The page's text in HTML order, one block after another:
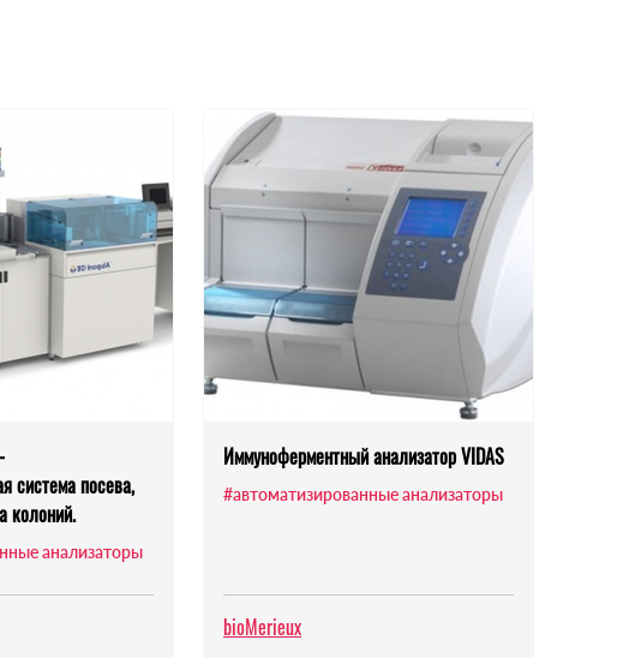
система посева,
колоний.
анализаторы
Иммуноферментный анализатор VIDAS
#автоматизированные анализаторы
bioMerieux